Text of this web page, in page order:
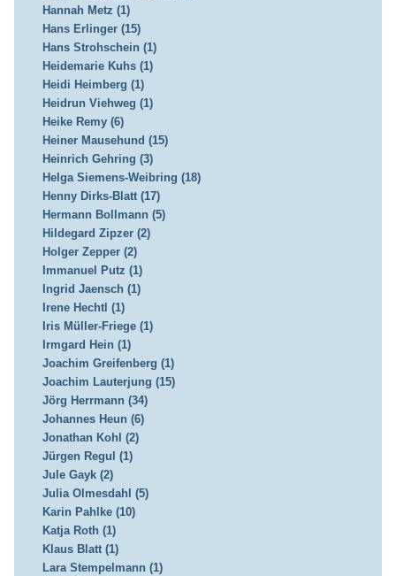
Hannah Metz (1)
Hans Erlinger (15)
Hans Strohschein (1)
Heidemarie Kuhs (1)
Heidi Heimberg (1)
Heidrun Viehweg (1)
Heike Remy (6)
Heiner Mausehund (15)
Heinrich Gehring (3)
Helga Siemens-Weibring (18)
Henny Dirks-Blatt (17)
Hermann Bollmann (5)
Hildegard Zipzer (2)
Holger Zepper (2)
Immanuel Putz (1)
Ingrid Jaensch (1)
Irene Hechtl (1)
Iris Müller-Friege (1)
Irmgard Hein (1)
Joachim Greifenberg (1)
Joachim Lauterjung (15)
Jörg Herrmann (34)
Johannes Heun (6)
Jonathan Kohl (2)
Jürgen Regul (1)
Jule Gayk (2)
Julia Olmesdahl (5)
Karin Pahlke (10)
Katja Roth (1)
Klaus Blatt (1)
Lara Stempelmann (1)